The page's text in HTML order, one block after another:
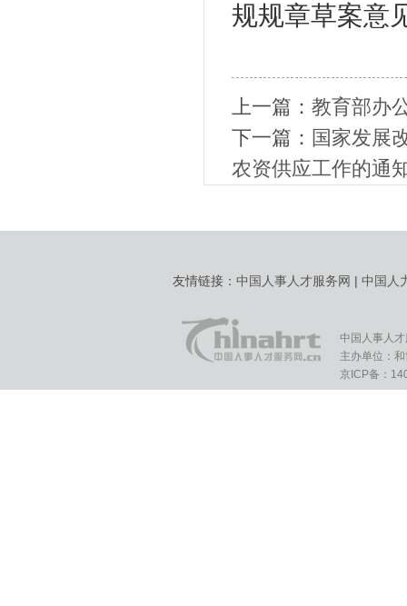
规规章草案意
上一篇： 教育部办
下一篇： 国家发展
农资供应工作的通
友情链接： 中国人事人才服务网 | 中国人
中国人事人
主办单位：
京ICP备：